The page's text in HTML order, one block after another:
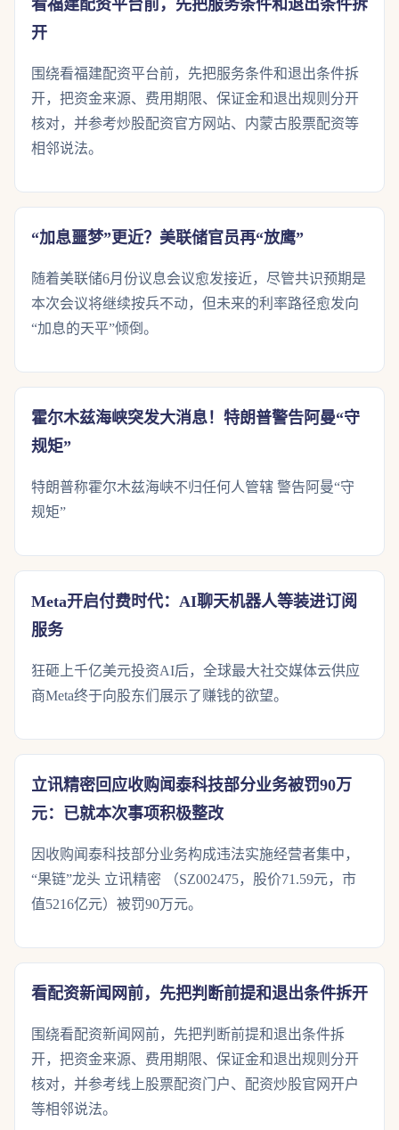
看福建配资平台前，先把服务条件和退出条件拆
开
围绕看福建配资平台前，先把服务条件和退出条件拆
开，把资金来源、费用期限、保证金和退出规则分开
核对，并参考炒股配资官方网站、内蒙古股票配资等
相邻说法。
“加息噩梦”更近？美联储官员再“放鹰”
随着美联储6月份议息会议愈发接近，尽管共识预期是
本次会议将继续按兵不动，但未来的利率路径愈发向
“加息的天平”倾倒。
霍尔木兹海峡突发大消息！特朗普警告阿曼“守
规矩”
特朗普称霍尔木兹海峡不归任何人管辖 警告阿曼“守
规矩”
Meta开启付费时代：AI聊天机器人等装进订阅
服务
狂砸上千亿美元投资AI后，全球最大社交媒体云供应
商Meta终于向股东们展示了赚钱的欲望。
立讯精密回应收购闻泰科技部分业务被罚90万
元：已就本次事项积极整改
因收购闻泰科技部分业务构成违法实施经营者集中，
“果链”龙头 立讯精密 （SZ002475，股价71.59元，市
值5216亿元）被罚90万元。
看配资新闻网前，先把判断前提和退出条件拆开
围绕看配资新闻网前，先把判断前提和退出条件拆
开，把资金来源、费用期限、保证金和退出规则分开
核对，并参考线上股票配资门户、配资炒股官网开户
等相邻说法。